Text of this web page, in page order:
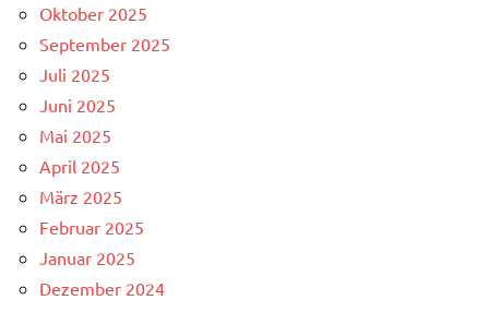
Oktober 2025
September 2025
Juli 2025
Juni 2025
Mai 2025
April 2025
März 2025
Februar 2025
Januar 2025
Dezember 2024